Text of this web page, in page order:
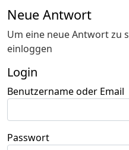
Neue Antwort
Um eine neue Antwort zu
einloggen
Login
Benutzername oder Email
Passwort